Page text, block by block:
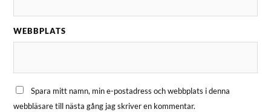
WEBBPLATS
Spara mitt namn, min e-postadress och webbplats i denna
webbläsare till nästa gång jag skriver en kommentar.